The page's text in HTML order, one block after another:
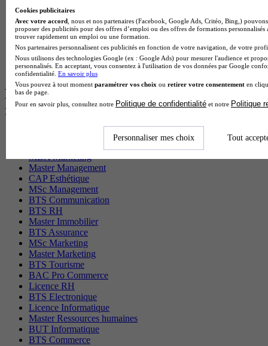
BTS Domotique en alternance
BAC Pro Agora en alternance
BTS Sta en alternance
BTS Iris en alternance
BTS Tpl en alternance
BTS Ati en alternance
Les diplômes par filière les plus
recherchés
MBA Marketing
Master Management
CAP Esthétique
MSc Management
BTS Communication
BTS RH
Master Immobilier
BTS Assurance
MSc Marketing
Master Marketing
BTS Tourisme
BAC Pro Commerce
Licence RH
BTS Electronique
Licence Informatique
Master Ressources humaines
BUT Informatique
BTS Commerce
Cookies publicitaires
Avec votre accord , nous et nos partenaires (Facebook, Google Ads, Critéo, Bing,)
proposer des publicités pour des offres d’emploi ou des offres de formations
trouver rapidement un emploi ou une formation.
Nos partenaires personnalisent ces publicités en fonction de votre navigation, de votre
Nous utilisons des technologies Google (ex : Google Ads) pour mesurer l'audience et
personnalisés. En acceptant, vous consentez à l'utilisation de vos données par Google
confidentialité. En savoir plus
Vous pouvez à tout moment paramétrer vos choix ou retirer votre consentement en
bas de page.
Pour en savoir plus, consultez notre Politique de confidentialité et notre Politique
Personnaliser mes choix Tout